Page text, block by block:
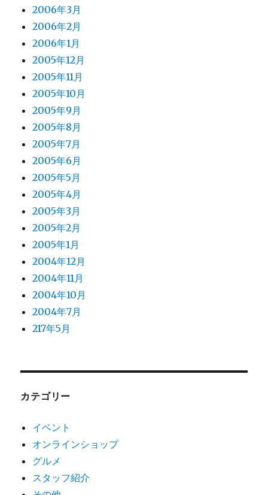
2006年3月
2006年2月
2006年1月
2005年12月
2005年11月
2005年10月
2005年9月
2005年8月
2005年7月
2005年6月
2005年5月
2005年4月
2005年3月
2005年2月
2005年1月
2004年12月
2004年11月
2004年10月
2004年7月
217年5月
カテゴリー
イベント
オンラインショップ
グルメ
スタッフ紹介